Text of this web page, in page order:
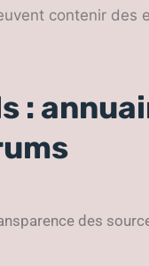
contenir des
:
des